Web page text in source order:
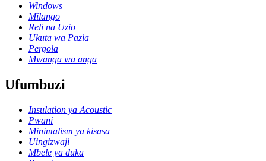
Windows
Milango
Reli na Uzio
Ukuta wa Pazia
Pergola
Mwanga wa anga
Ufumbuzi
Insulation ya Acoustic
Pwani
Minimalism ya kisasa
Uingizwaji
Mbele ya duka